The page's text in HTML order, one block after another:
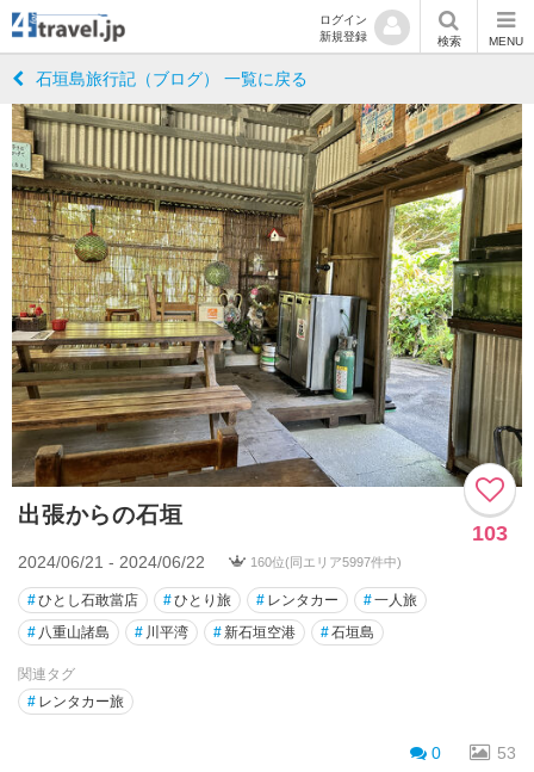
ログイン
新規登録
検索 MENU
石垣島旅行記（ブログ） 一覧に戻る
出張からの石垣
103
2024/06/21 - 2024/06/22 160位(同エリア5997件中)
#ひとし石敢當店 #ひとり旅 # レンタカー #一人旅
# 八重山諸島 # 川平湾 #新石垣空港 #石垣島
関連タグ
# レンタカー旅
0 53